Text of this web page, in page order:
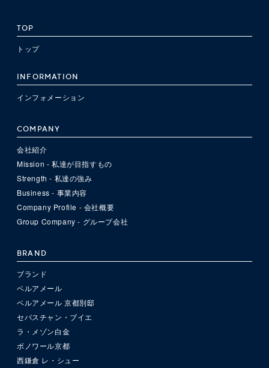
TOP
トップ
INFORMATION
インフォメーション
COMPANY
会社紹介
Mission - 私達が目指すもの
Strength - 私達の強み
Business - 事業内容
Company Profile - 会社概要
Group Company - グループ会社
BRAND
ブランド
ベルアメール
ベルアメール 京都別邸
セバスチャン・ブイエ
ラ・メゾン白金
ボノワール京都
西鎌倉 レ・シュー